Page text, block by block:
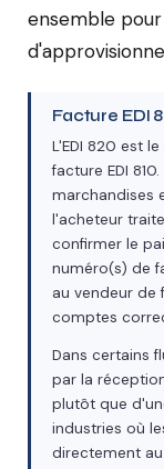
ensemble
Facture EDI
L'EDI 820 est
facture EDI
marchandises
l'acheteur
confirmer le
numéro(s) de
au vendeur de
comptes
Dans certains
par la
plutôt que
industries où
directement